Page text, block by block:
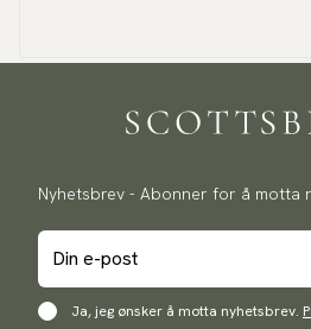
Nyhetsbrev - Abonner for å motta
Ja, jeg ønsker å motta nyhetsbrev.